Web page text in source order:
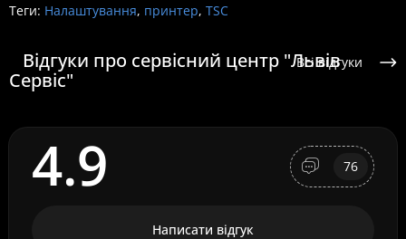
Теги: Налаштування, принтер, TSC
Відгуки про сервісний центр "Львів
Сервіс"
Всі відгуки
4.9 76
Написати відгук